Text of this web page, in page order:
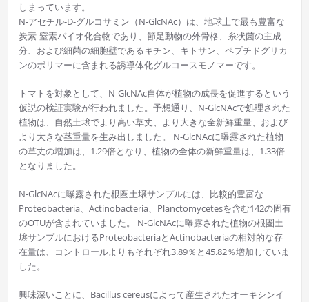
しまっています。
N-アセチル-D-グルコサミン（N-GlcNAc）は、地球上で最も豊富な
炭素-窒素バイオ化合物であり、節足動物の外骨格、糸状菌の主成
分、および細菌の細胞壁であるキチン、キトサン、ペプチドグリカ
ンのポリマーに含まれる誘導体化グルコースモノマーです。
トマトを対象として、N-GlcNAc自体が植物の成長を促進するという
仮説の検証実験が行われました。予想通り、N-GlcNAcで処理された
植物は、自然土壌でより高い草丈、より大きな全新鮮重量、および
より大きな茎重量を生み出しました。 N-GlcNAcに曝露された植物
の草丈の増加は、1.29倍となり、植物の全体の新鮮重量は、1.33倍
となりました。
N-GlcNAcに曝露された根圏土壌サンプルには、比較的豊富な
Proteobacteria、Actinobacteria、Planctomycetesを含む142の固有
のOTUが含まれていました。 N-GlcNAcに曝露された植物の根圏土
壌サンプルにおけるProteobacteriaとActinobacteriaの相対的な存
在量は、コントロールよりもそれぞれ3.89％と45.82％増加していま
した。
興味深いことに、Bacillus cereusによって産生されたオーキシンイ